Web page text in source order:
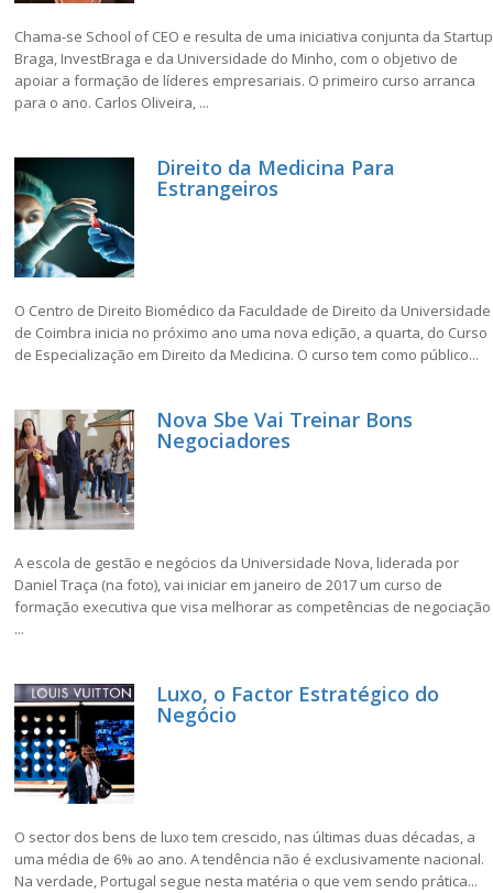
Chama-se School of CEO e resulta de uma iniciativa conjunta da Startup
Braga, InvestBraga e da Universidade do Minho, com o objetivo de
apoiar a formação de líderes empresariais. O primeiro curso arranca
para o ano. Carlos Oliveira, ...
Direito da Medicina Para
Estrangeiros
O Centro de Direito Biomédico da Faculdade de Direito da Universidade
de Coimbra inicia no próximo ano uma nova edição, a quarta, do Curso
de Especialização em Direito da Medicina. O curso tem como público...
Nova Sbe Vai Treinar Bons
Negociadores
A escola de gestão e negócios da Universidade Nova, liderada por
Daniel Traça (na foto), vai iniciar em janeiro de 2017 um curso de
formação executiva que visa melhorar as competências de negociação
...
Luxo, o Factor Estratégico do
Negócio
O sector dos bens de luxo tem crescido, nas últimas duas décadas, a
uma média de 6% ao ano. A tendência não é exclusivamente nacional.
Na verdade, Portugal segue nesta matéria o que vem sendo prática...